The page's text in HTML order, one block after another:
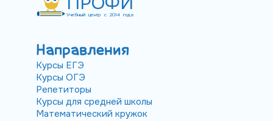
Учебный центр с 2014 года
Направления
Курсы ЕГЭ
Курсы ОГЭ
Репетиторы
Курсы для средней школы
Математический кружок